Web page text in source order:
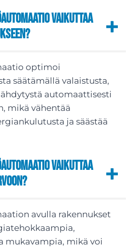
vaikuttaa
optimoi
säätämällä valaistusta,
automaattisesti
mikä vähentää
ja säästää
vaikuttaa
avulla rakennukset
mukavampia, mikä voi